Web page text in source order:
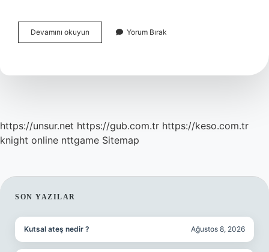
Devamını okuyun
Km
Sürer
Yorum Bırak
https://unsur.net https://gub.com.tr https://keso.com.tr
knight online nttgame Sitemap
SIDEBAR
SON YAZILAR
Kutsal ateş nedir ? Ağustos 8, 2026